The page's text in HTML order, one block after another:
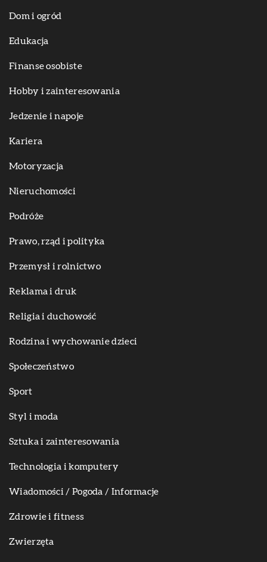
Dom i ogród
Edukacja
Finanse osobiste
Hobby i zainteresowania
Jedzenie i napoje
Kariera
Motoryzacja
Nieruchomości
Podróże
Prawo, rząd i polityka
Przemysł i rolnictwo
Reklama i druk
Religia i duchowość
Rodzina i wychowanie dzieci
Społeczeństwo
Sport
Styl i moda
Sztuka i zainteresowania
Technologia i komputery
Wiadomości / Pogoda / Informacje
Zdrowie i fitness
Zwierzęta